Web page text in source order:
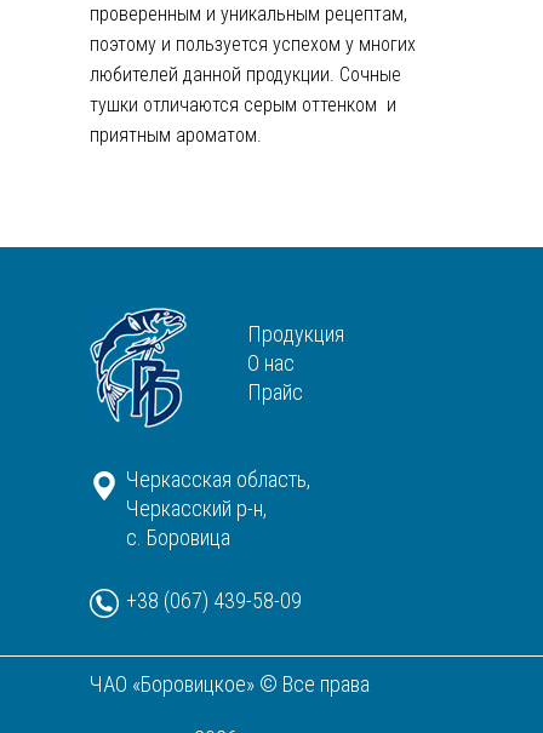
проверенным и уникальным рецептам,
поэтому и пользуется успехом у многих
любителей данной продукции. Сочные
тушки отличаются серым оттенком и
приятным ароматом.
Продукция
О нас
Прайс
Черкасская область,
Черкасский р-н,
с. Боровица
+38 (067) 439-58-09
ЧАО «Боровицкое» © Все права